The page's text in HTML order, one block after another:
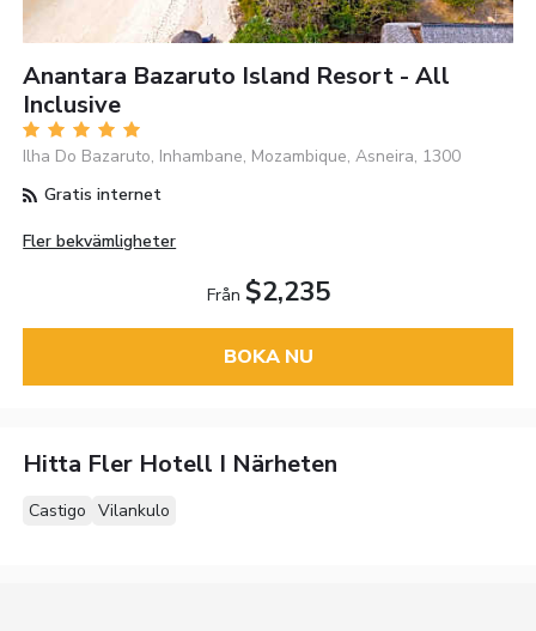
Anantara Bazaruto Island Resort - All
Inclusive
Ilha Do Bazaruto, Inhambane, Mozambique, Asneira, 1300
Gratis internet
Fler bekvämligheter
Från $2,235
BOKA NU
Hitta Fler Hotell I Närheten
Castigo Vilankulo